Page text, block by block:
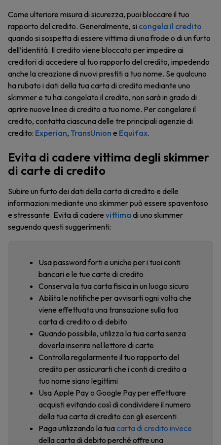
Come ulteriore misura di sicurezza, puoi bloccare il tuo
rapporto del credito. Generalmente, si congela il credito
quando si sospetta di essere vittima di una frode o di un furto
dell’identità. Il credito viene bloccato per impedire ai
creditori di accedere al tuo rapporto del credito, impedendo
anche la creazione di nuovi prestiti a tuo nome. Se qualcuno
ha rubato i dati della tua carta di credito mediante uno
skimmer e tu hai congelato il credito, non sarà in grado di
aprire nuove linee di credito a tuo nome. Per congelare il
credito, contatta ciascuna delle tre principali agenzie di
credito: Experian, TransUnion e Equifax.
Evita di cadere vittima degli skimmer
di carte di credito
Subire un furto dei dati della carta di credito e delle
informazioni mediante uno skimmer può essere spaventoso
e stressante. Evita di cadere vittima di uno skimmer
seguendo questi suggerimenti:
Usa password forti e uniche per i tuoi conti
bancari e le tue carte di credito
Conserva la tua carta fisica in un luogo sicuro
Abilita le notifiche per avvisarti ogni volta che
viene effettuata una transazione sulla tua
carta di credito o di debito
Quando possibile, utilizza la tua carta senza
doverla inserire nel lettore di carte
Controlla regolarmente il tuo rapporto del
credito per assicurarti che i conti di credito a
tuo nome siano legittimi
Usa Apple Pay o Google Pay per effettuare
acquisti evitando così di condividere il numero
della tua carta di credito con gli esercenti
Paga utilizzando la tuacarta di credito invece
della carta di debito perché offre una